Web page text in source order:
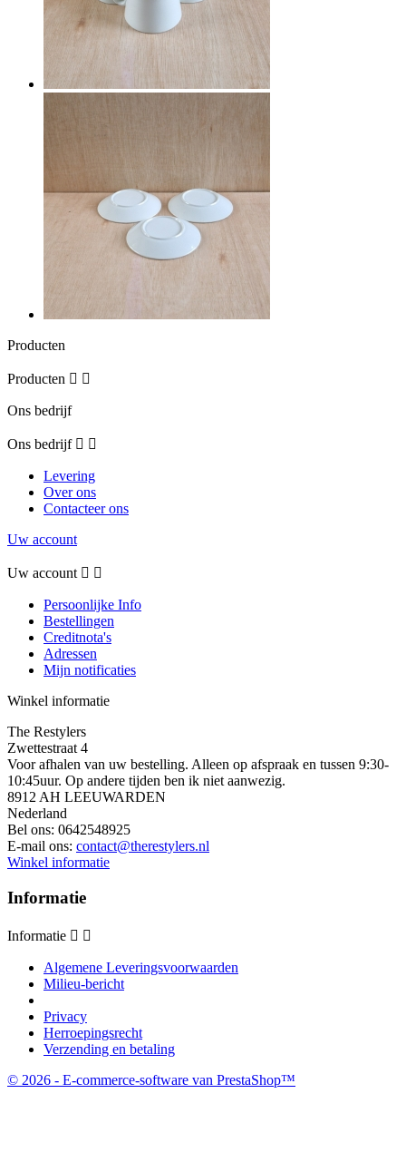
Producten
Producten  
Ons bedrijf
Ons bedrijf  
Levering
Over ons
Contacteer ons
Uw account
Uw account  
Persoonlijke Info
Bestellingen
Creditnota's
Adressen
Mijn notificaties
Winkel informatie
The Restylers
Zwettestraat 4
Voor afhalen van uw bestelling. Alleen op afspraak en tussen 9:30-
10:45uur. Op andere tijden ben ik niet aanwezig.
8912 AH LEEUWARDEN
Nederland
Bel ons: 0642548925
E-mail ons: contact@therestylers.nl
Winkel informatie
Informatie
Informatie  
Algemene Leveringsvoorwaarden
Milieu-bericht
Privacy
Herroepingsrecht
Verzending en betaling
© 2026 - E-commerce-software van PrestaShop™